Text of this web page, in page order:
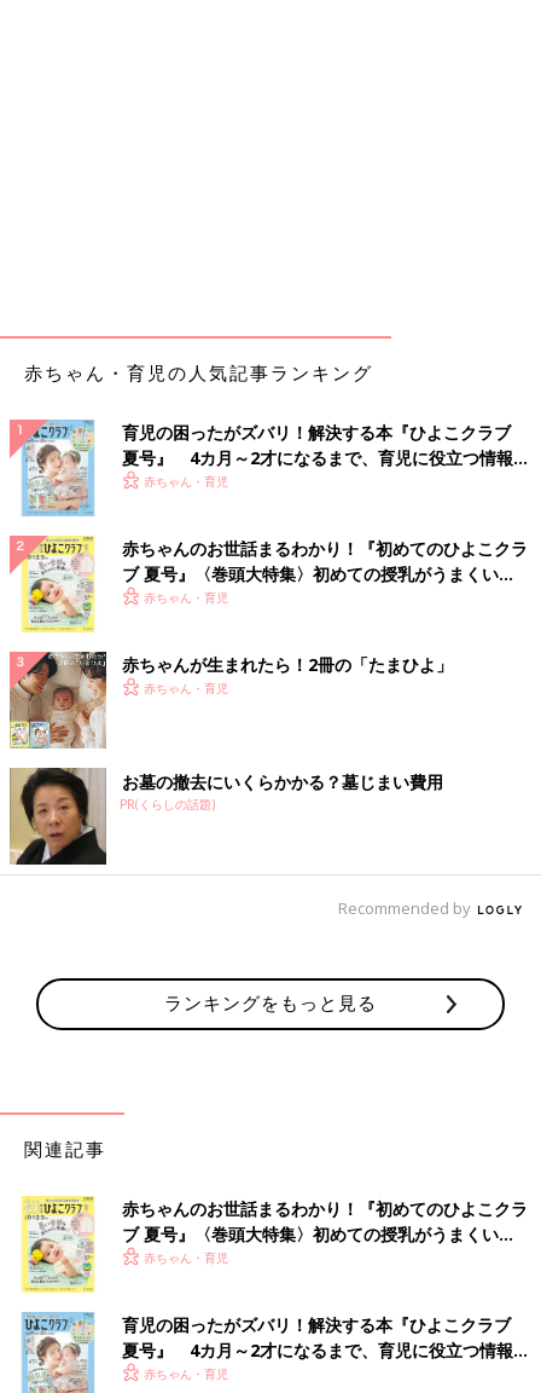
名前入り！保冷マグなら信頼の「サーモス」に
haruno__hiiさんは「サーモス」の水筒をGET！こちらの方は保冷
ができるベビーマグを新調したかったそうで、こちらのアイテム
くすみグレーがかわいい！「サーモス」水筒をセレ
クト
赤ちゃん・育児の人気記事ランキング
育児の困ったがズバリ！解決する本『ひよこクラブ
夏号』 4カ月～2才になるまで、育児に役立つ情報が
いっぱい！
赤ちゃん・育児
赤ちゃんのお世話まるわかり！『初めてのひよこクラ
ブ 夏号』〈巻頭大特集〉初めての授乳がうまくい
く！ おっぱい・ミルクの基本と夏のトラブル 解決テ
赤ちゃん・育児
赤ちゃんが生まれたら！2冊の「たまひよ」
赤ちゃん・育児
お墓の撤去にいくらかかる？墓じまい費用
PR(くらしの話題)
Recommended by
ランキングをもっと見る
関連記事
赤ちゃんのお世話まるわかり！『初めてのひよこクラ
ブ 夏号』〈巻頭大特集〉初めての授乳がうまくい
く！ おっぱい・ミルクの基本と夏のトラブル 解決テ
赤ちゃん・育児
育児の困ったがズバリ！解決する本『ひよこクラブ
夏号』 4カ月～2才になるまで、育児に役立つ情報が
いっぱい！
赤ちゃん・育児